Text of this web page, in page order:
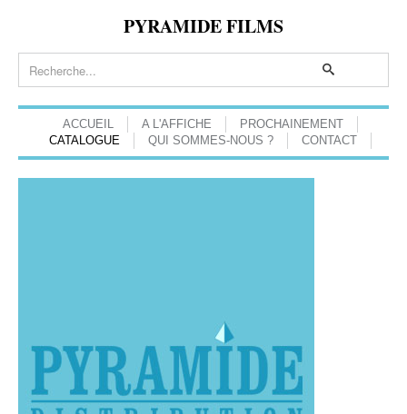
PYRAMIDE FILMS
ACCUEIL A L'AFFICHE
PROCHAINEMENT
CATALOGUE
QUI SOMMES-NOUS ? CONTACT